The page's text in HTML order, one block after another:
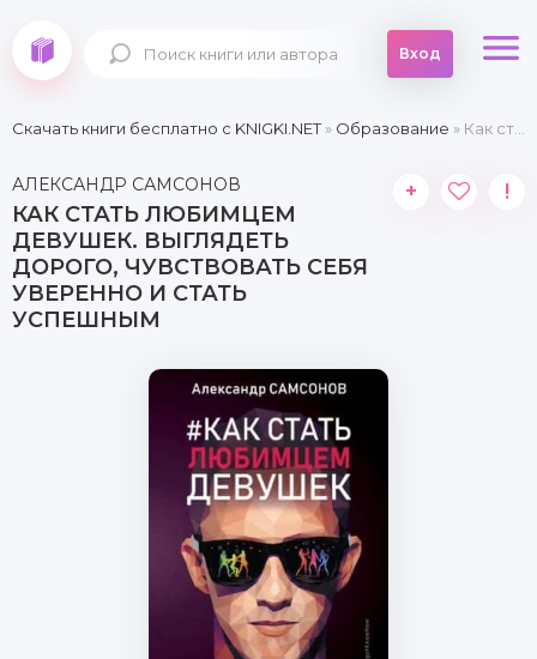
Вход
Скачать книги бесплатно c KNIGKI.NET» Образование » Как стать любимцем девушек. Выглядеть дорого, чувствовать себя уверенно и стать успешным
АЛЕКСАНДР САМСОНОВ
КАК СТАТЬ ЛЮБИМЦЕМ
ДЕВУШЕК. ВЫГЛЯДЕТЬ
ДОРОГО, ЧУВСТВОВАТЬ СЕБЯ
УВЕРЕННО И СТАТЬ
УСПЕШНЫМ
+ !